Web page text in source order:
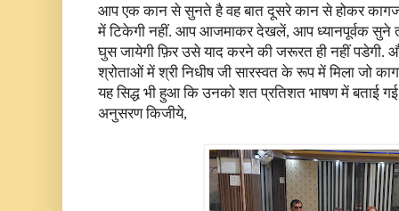
आप एक कान से सुनते है वह बात दूसरे कान से होकर कागज
में टिकेगी नहीं. आप आजमाकर देखलें, आप ध्यानपूर्वक सुने
घुस जायेगी फ़िर उसे याद करने की जरूरत ही नहीं पडेगी.
श्रोताओं में श्री निधीष जी सारस्वत के रूप में मिला जो
यह सिद्ध भी हुआ कि उनको शत प्रतिशत भाषण में बताई गई
अनुसरण किजीये,